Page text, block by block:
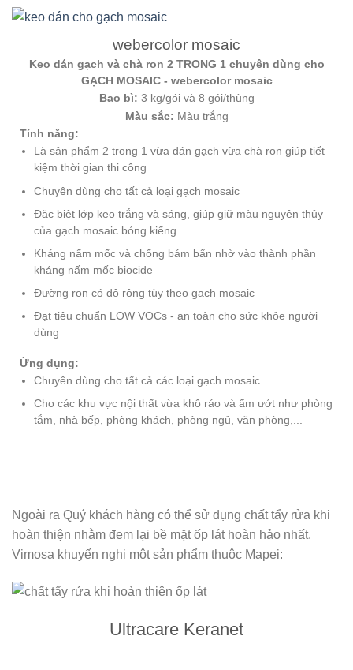
webercolor mosaic
Keo dán gạch và chà ron 2 TRONG 1 chuyên dùng cho
GẠCH MOSAIC - webercolor mosaic
Bao bì: 3 kg/gói và 8 gói/thùng
Màu sắc: Màu trắng
Tính năng:
Là sản phẩm 2 trong 1 vừa dán gạch vừa chà ron giúp tiết
kiệm thời gian thi công
Chuyên dùng cho tất cả loại gạch mosaic
Đặc biệt lớp keo trắng và sáng, giúp giữ màu nguyên thủy
của gạch mosaic bóng kiếng
Kháng nấm mốc và chống bám bẩn nhờ vào thành phần
kháng nấm mốc biocide
Đường ron có độ rộng tùy theo gạch mosaic
Đạt tiêu chuẩn LOW VOCs - an toàn cho sức khỏe người
dùng
Ứng dụng:
Chuyên dùng cho tất cả các loại gạch mosaic
Cho các khu vực nội thất vừa khô ráo và ẩm ướt như phòng
tắm, nhà bếp, phòng khách, phòng ngủ, văn phòng,...
Ngoài ra Quý khách hàng có thể sử dụng chất tẩy rửa khi
hoàn thiện nhằm đem lại bề mặt ốp lát hoàn hảo nhất.
Vimosa khuyến nghị một sản phẩm thuộc Mapei:
Ultracare Keranet